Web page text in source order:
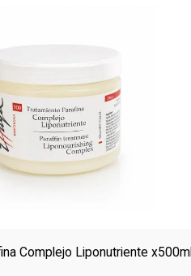
Complejo Liponutriente x500ml